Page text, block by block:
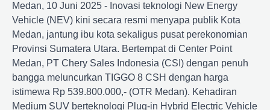
Medan, 10 Juni 2025 - Inovasi teknologi New Energy
Vehicle (NEV) kini secara resmi menyapa publik Kota
Medan, jantung ibu kota sekaligus pusat perekonomian
Provinsi Sumatera Utara. Bertempat di Center Point
Medan, PT Chery Sales Indonesia (CSI) dengan penuh
bangga meluncurkan TIGGO 8 CSH dengan harga
istimewa Rp 539.800.000,- (OTR Medan). Kehadiran
Medium SUV berteknologi Plug-in Hybrid Electric Vehicle